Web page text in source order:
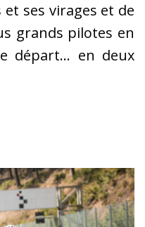
ses virages et de
grands pilotes en
départ… en deux